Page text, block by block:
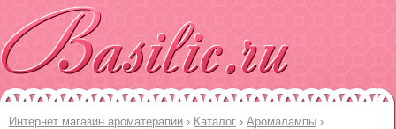
Интернет магазин ароматерапии › Каталог › Аромалампы ›